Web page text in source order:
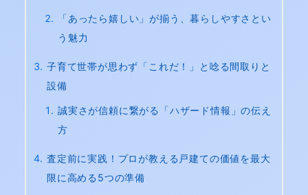
「あったら嬉しい」が揃う、暮らしやすさとい
う魅力
子育て世帯が思わず「これだ！」と唸る間取りと
設備
誠実さが信頼に繋がる「ハザード情報」の伝え
方
査定前に実践！プロが教える戸建ての価値を最大
限に高める5つの準備